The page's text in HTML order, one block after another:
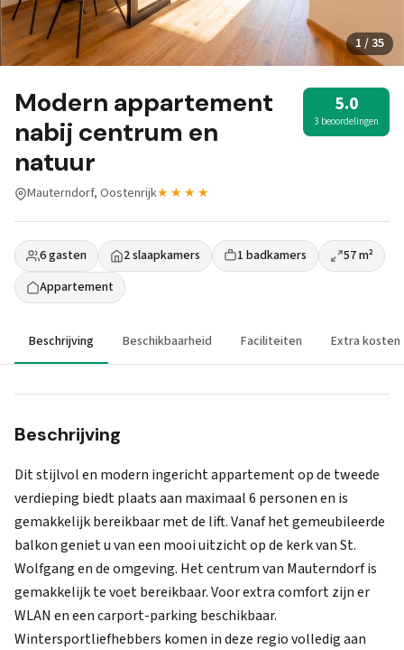
1 / 35
Modern appartement
nabij centrum en
natuur
5.0
3 beoordelingen
Mauterndorf, Oostenrijk★★★★
6 gasten 2 slaapkamers 1 badkamers
57 m²
Appartement
Beschrijving Beschikbaarheid Faciliteiten Extra kosten
Beschrijving
Dit stijlvol en modern ingericht appartement op de tweede
verdieping biedt plaats aan maximaal 6 personen en is
gemakkelijk bereikbaar met de lift. Vanaf het gemeubileerde
balkon geniet u van een mooi uitzicht op de kerk van St.
Wolfgang en de omgeving. Het centrum van Mauterndorf is
gemakkelijk te voet bereikbaar. Voor extra comfort zijn er
WLAN en een carport-parking beschikbaar.
Wintersportliefhebbers komen in deze regio volledig aan